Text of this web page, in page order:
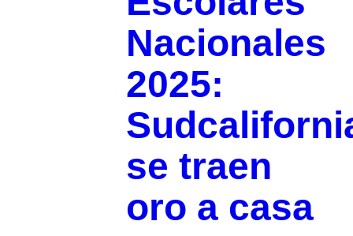
Nacionales
2025:
se traen
oro a casa